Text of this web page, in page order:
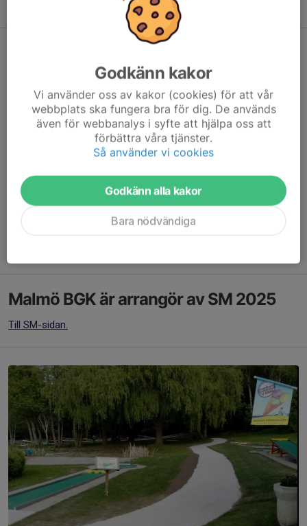
i övre vänstra hörnet för att hitta all information.
Öppettider ser du i vårKalender.
Drop-insom gäller, men vi tar även emot större bokningar.
Sista utsläpp är 1,5 timme innan stängning.
Öppettider kan justeras vid väder, sjukdom eller annat.
Följ oss gärna påFacebook,där vi uppdaterar senaste infon
Malmö BGK är arrangör av SM 2025
Till SM-sidan.
Godkänn kakor
Vi använder oss av kakor (cookies) för att vår
webbplats ska fungera bra för dig. De används
även för webbanalys i syfte att hjälpa oss att
förbättra våra tjänster.
Så använder vi cookies
Godkänn alla kakor
Bara nödvändiga